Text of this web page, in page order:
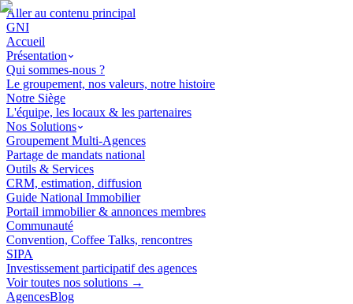
Aller au contenu principal
GNI
Accueil
Présentation
Qui sommes-nous ?
Le groupement, nos valeurs, notre histoire
Notre Siège
L'équipe, les locaux & les partenaires
Nos Solutions
Groupement Multi-Agences
Partage de mandats national
Outils & Services
CRM, estimation, diffusion
Guide National Immobilier
Portail immobilier & annonces membres
Communauté
Convention, Coffee Talks, rencontres
SIPA
Investissement participatif des agences
Voir toutes nos solutions →
AgencesBlog